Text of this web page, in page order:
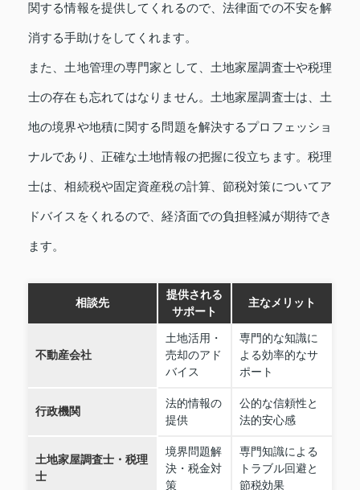
関する情報を提供してくれるので、法律面での不安を解
消する手助けをしてくれます。
また、土地管理の専門家として、土地家屋調査士や税理
士の存在も忘れてはなりません。土地家屋調査士は、土
地の境界や地積に関する問題を解決するプロフェッショ
ナルであり、正確な土地情報の把握に役立ちます。税理
士は、相続税や固定資産税の計算、節税対策についてア
ドバイスをくれるので、経済面での負担軽減が期待でき
ます。
相談先
提供される
サポート
主なメリット
不動産会社
土地活用・
売却のアド
バイス
専門的な知識に
よる効率的なサ
ポート
行政機関
法的情報の
提供
公的な信頼性と
法的安心感
土地家屋調査士・税理
士
境界問題解
決・税金対
策
専門知識による
トラブル回避と
節税効果